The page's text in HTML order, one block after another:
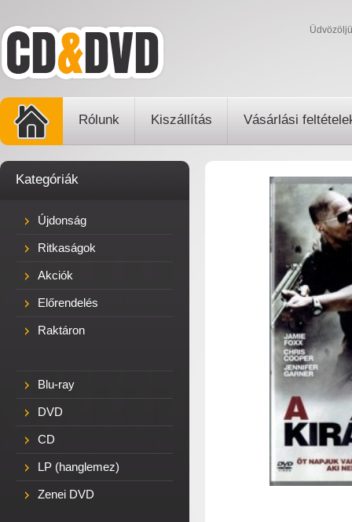
Rólunk Kiszállítás Vásárlási
Kategóriák
Újdonság
Ritkaságok
Akciók
Előrendelés
Raktáron
Blu-ray
DVD
CD
LP (hanglemez)
Zenei DVD